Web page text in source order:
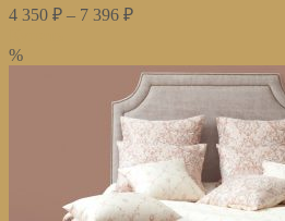
4 350 ₽ – 7 396 ₽
%